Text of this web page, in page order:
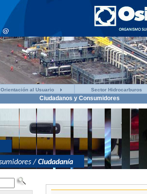
Orientación al Usuario Sector Hidrocarburos
Ciudadanos y Consumidores